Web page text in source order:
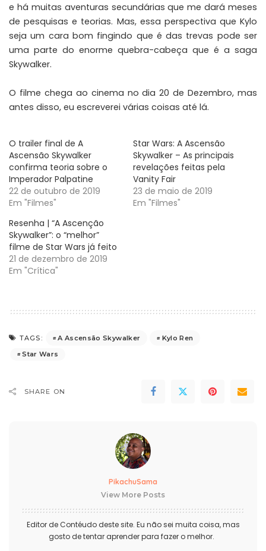
e há muitas aventuras secundárias que me dará meses
de pesquisas e teorias. Mas, essa perspectiva que Kylo
seja um cara bom fingindo que é das trevas pode ser
uma parte do enorme quebra-cabeça que é a saga
Skywalker.
O filme chega ao cinema no dia 20 de Dezembro, mas
antes disso, eu escreverei várias coisas até lá.
O trailer final de A
Ascensão Skywalker
confirma teoria sobre o
Imperador Palpatine
22 de outubro de 2019
Em "Filmes"
Star Wars: A Ascensão
Skywalker – As principais
revelações feitas pela
Vanity Fair
23 de maio de 2019
Em "Filmes"
Resenha | “A Ascenção
Skywalker”: o “melhor”
filme de Star Wars já feito
21 de dezembro de 2019
Em "Crítica"
TAGS: A Ascensão Skywalker
Kylo Ren
Star Wars
SHARE ON
PikachuSama
View More Posts
Editor de Contéudo deste site. Eu não sei muita coisa, mas
gosto de tentar aprender para fazer o melhor.